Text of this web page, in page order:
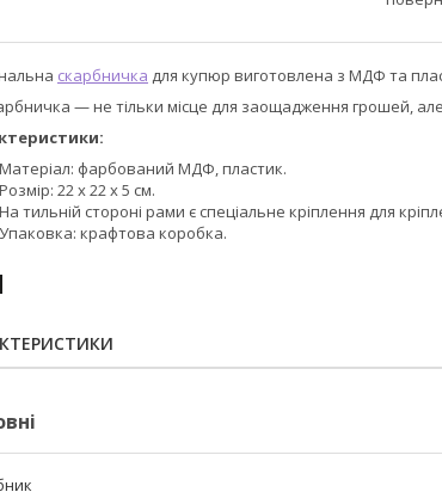
скарбничка для купюр виготовлена з МДФ та
— не тільки місце для заощадження грошей,
Матеріал: фарбований МДФ, пластик.
Розмір: 22 х 22 х 5 см.
На тильній стороні рами є спеціальне кріплення для
Упаковка: крафтова коробка.